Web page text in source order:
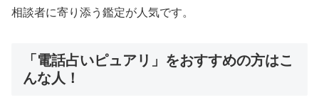
相談者に寄り添う鑑定が人気です。
「電話占いピュアリ」をおすすめの方はこ
んな人！